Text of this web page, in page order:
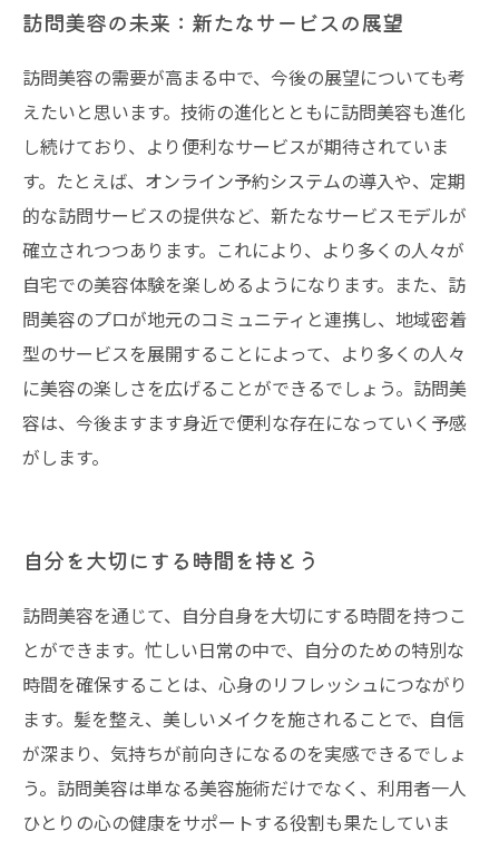
訪問美容の未来：新たなサービスの展望
訪問美容の需要が高まる中で、今後の展望についても考
えたいと思います。技術の進化とともに訪問美容も進化
し続けており、より便利なサービスが期待されていま
す。たとえば、オンライン予約システムの導入や、定期
的な訪問サービスの提供など、新たなサービスモデルが
確立されつつあります。これにより、より多くの人々が
自宅での美容体験を楽しめるようになります。また、訪
問美容のプロが地元のコミュニティと連携し、地域密着
型のサービスを展開することによって、より多くの人々
に美容の楽しさを広げることができるでしょう。訪問美
容は、今後ますます身近で便利な存在になっていく予感
がします。
自分を大切にする時間を持とう
訪問美容を通じて、自分自身を大切にする時間を持つこ
とができます。忙しい日常の中で、自分のための特別な
時間を確保することは、心身のリフレッシュにつながり
ます。髪を整え、美しいメイクを施されることで、自信
が深まり、気持ちが前向きになるのを実感できるでしょ
う。訪問美容は単なる美容施術だけでなく、利用者一人
ひとりの心の健康をサポートする役割も果たしていま